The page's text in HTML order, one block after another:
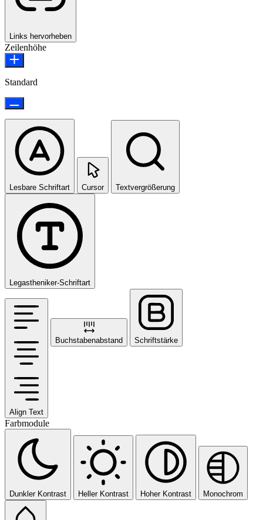
Links hervorheben
Zeilenhöhe
Standard
Lesbare Schriftart Cursor Textvergrößerung
Legastheniker-Schriftart
Align Text
Buchstabenabstand Schriftstärke
Farbmodule
Dunkler Kontrast Heller Kontrast Hoher Kontrast Monochrom